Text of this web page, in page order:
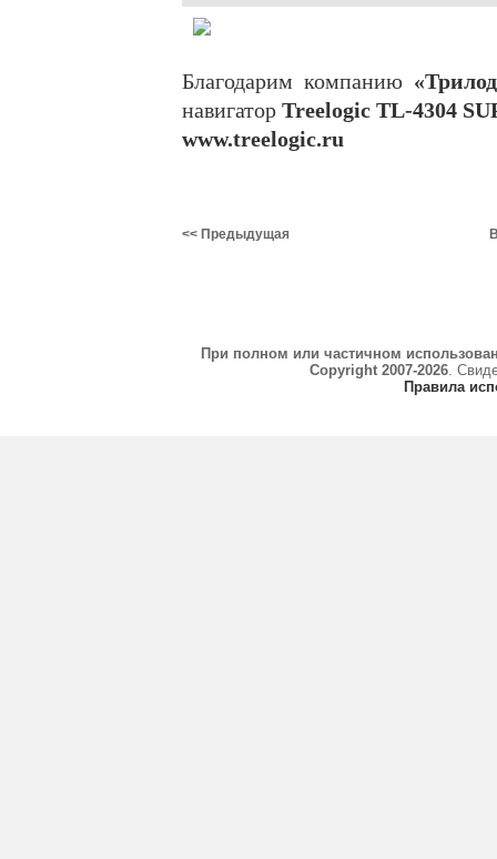
Благодарим компанию
навигатор Treelogic TL-4304
www.treelogic.ru
<< Предыдущая
При полном или частичном
Copyright 2007-2026.
Правила